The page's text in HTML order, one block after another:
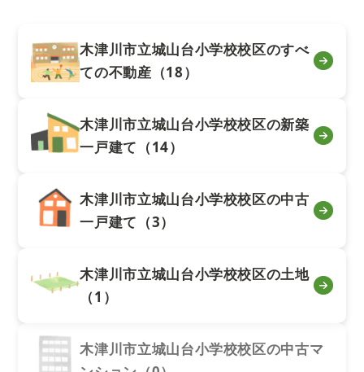
木津川市立城山台小学校校区のすべ
ての不動産（18）
木津川市立城山台小学校校区の新築
一戸建て（14）
木津川市立城山台小学校校区の中古
一戸建て（3）
木津川市立城山台小学校校区の土地
（1）
木津川市立城山台小学校校区の中古マ